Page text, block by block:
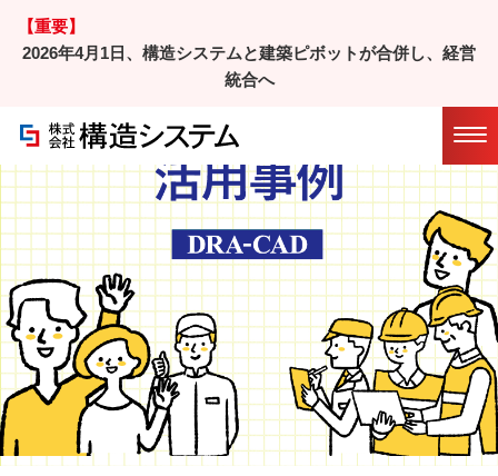
【重要】
2026年4月1日、構造システムと建築ピボットが合併し、経営
統合へ